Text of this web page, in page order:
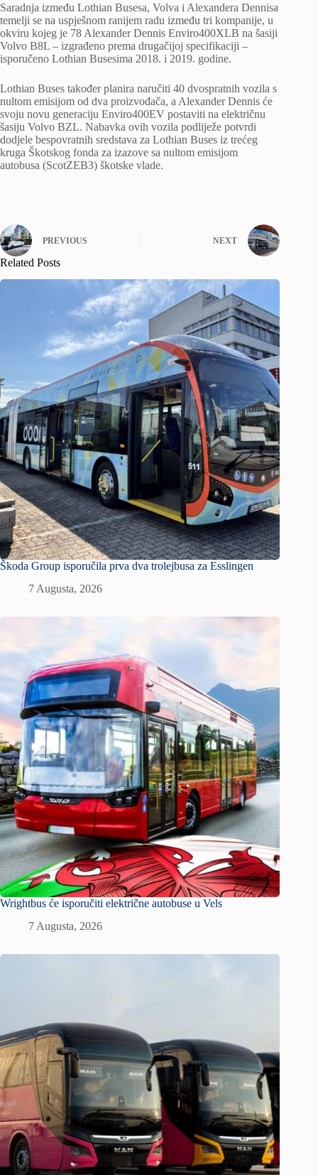
Saradnja između Lothian Busesa, Volva i Alexandera Dennisa
temelji se na uspješnom ranijem radu između tri kompanije, u
okviru kojeg je 78 Alexander Dennis Enviro400XLB na šasiji
Volvo B8L – izgrađeno prema drugačijoj specifikaciji –
isporučeno Lothian Busesima 2018. i 2019. godine.
Lothian Buses također planira naručiti 40 dvospratnih vozila s
nultom emisijom od dva proizvođača, a Alexander Dennis će
svoju novu generaciju Enviro400EV postaviti na električnu
šasiju Volvo BZL. Nabavka ovih vozila podliježe potvrdi
dodjele bespovratnih sredstava za Lothian Buses iz trećeg
kruga Škotskog fonda za izazove sa nultom emisijom
autobusa (ScotZEB3) škotske vlade.
PREVIOUS NEXT
Related Posts
Škoda Group isporučila prva dva trolejbusa za Esslingen
7 Augusta, 2026
Wrightbus će isporučiti električne autobuse u Vels
7 Augusta, 2026